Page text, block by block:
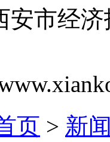
安市经
页 > 新